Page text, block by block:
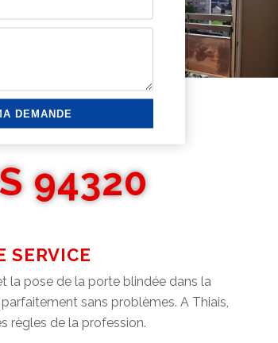
94320
SERVICE
la pose de la porte blindée dans la
sans problèmes. A Thiais,
règles de la profession.